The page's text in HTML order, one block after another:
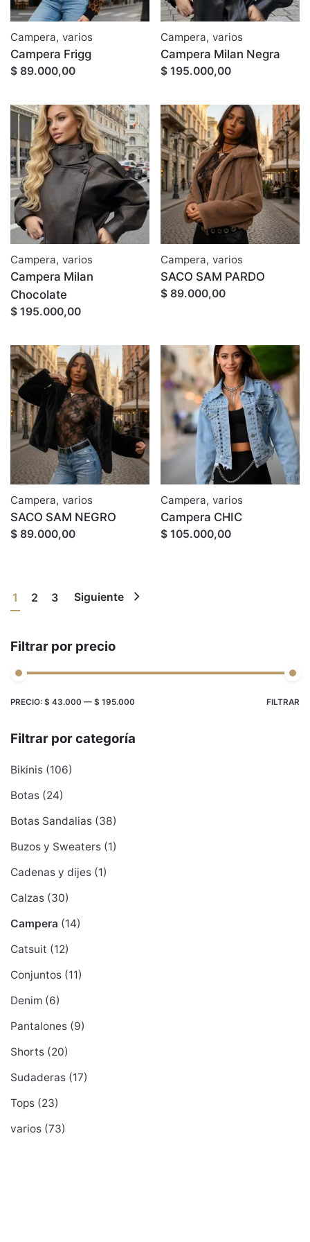
Filtrar por precio
Precio
Precio
FILTRAR
PRECIO: $ 43.000 — $ 195.000
Filtrar por categoría
Bikinis (106)
Botas (24)
Botas Sandalias (38)
Buzos y Sweaters (1)
Cadenas y dijes (1)
Calzas (30)
Campera (14)
Catsuit (12)
Conjuntos (11)
Denim (6)
Pantalones (9)
Shorts (20)
Sudaderas (17)
Tops (23)
varios (73)
Campera, varios
Campera Frigg
$ 89.000,00
Campera, varios
Campera Milan Negra
$ 195.000,00
Campera, varios
Campera Milan
Chocolate
$ 195.000,00
Campera, varios
SACO SAM PARDO
$ 89.000,00
Campera, varios
SACO SAM NEGRO
$ 89.000,00
Campera, varios
Campera CHIC
$ 105.000,00
1 2 3 Siguiente